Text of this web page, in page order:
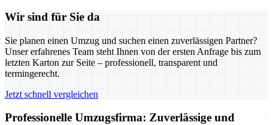
Wir sind für Sie da
Sie planen einen Umzug und suchen einen zuverlässigen Partner?
Unser erfahrenes Team steht Ihnen von der ersten Anfrage bis zum
letzten Karton zur Seite – professionell, transparent und
termingerecht.
Jetzt schnell vergleichen
Professionelle Umzugsfirma: Zuverlässige und